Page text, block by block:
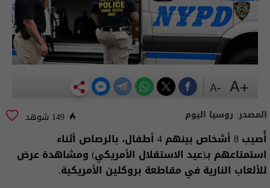
المصدر: روسيا اليوم 149 شوهد
أُصيب 8 أشخاص بينهم 4 أطفال، بالرصاص أثناء
استمتاعهم بـ(عيد الاستقلال الأمريكي) ومشاهدة عرض
للألعاب النارية في مقاطعة بروكلين الأمريكية.
+A
-A